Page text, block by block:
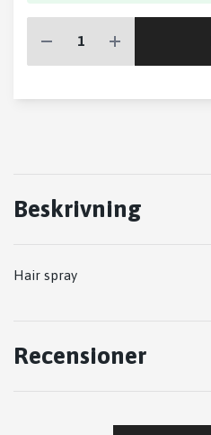
Beskrivning
Hair spray
Recensioner